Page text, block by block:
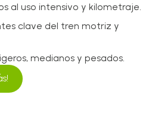
al uso intensivo y kilometraje.
clave del tren motriz y
medianos y pesados.